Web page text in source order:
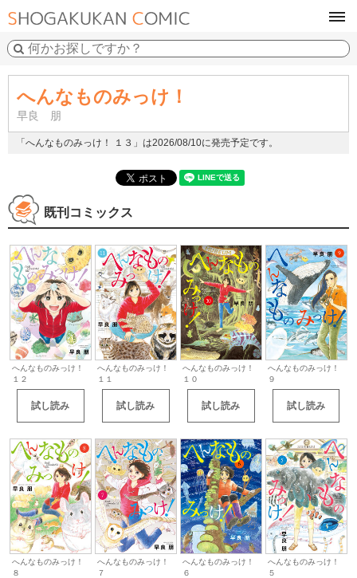
へんなものみっけ！
早良 朋
「へんなものみっけ！ １３」は2026/08/10に発売予定です。
既刊コミックス
へんなものみっけ！
１２
試し読み
へんなものみっけ！
１１
試し読み
へんなものみっけ！
１０
試し読み
へんなものみっけ！
９
試し読み
へんなものみっけ！
８
へんなものみっけ！
７
へんなものみっけ！
６
へんなものみっけ！
５